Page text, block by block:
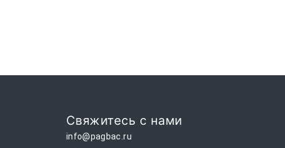
Свяжитесь с нами
info@pagbac.ru